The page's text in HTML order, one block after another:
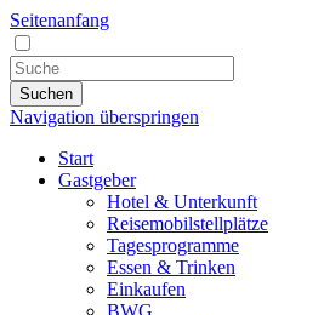
Seitenanfang
Suchen
Navigation überspringen
Start
Gastgeber
Hotel & Unterkunft
Reisemobilstellplätze
Tagesprogramme
Essen & Trinken
Einkaufen
BWG